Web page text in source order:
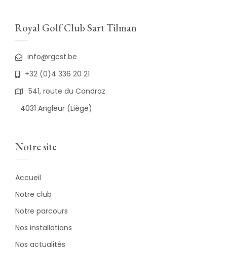
Royal Golf Club Sart Tilman
info@rgcst.be
+32 (0)4 336 20 21
541, route du Condroz
4031 Angleur (Liège)
Notre site
Accueil
Notre club
Notre parcours
Nos installations
Nos actualités